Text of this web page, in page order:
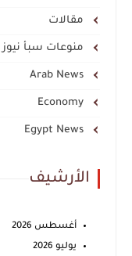
مقالات
منوعات سبأ نيوز
Arab News
Economy
Egypt News
الأرشيف
أغسطس 2026
يوليو 2026